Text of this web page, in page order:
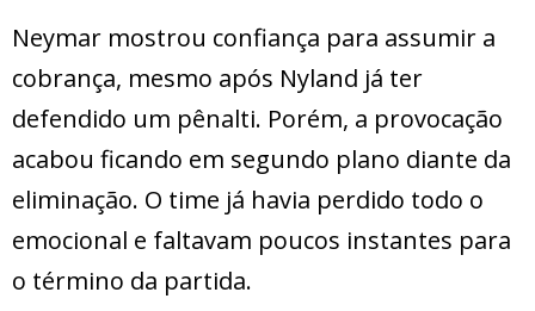
Neymar mostrou confiança para assumir a
cobrança, mesmo após Nyland já ter
defendido um pênalti. Porém, a provocação
acabou ficando em segundo plano diante da
eliminação. O time já havia perdido todo o
emocional e faltavam poucos instantes para
o término da partida.